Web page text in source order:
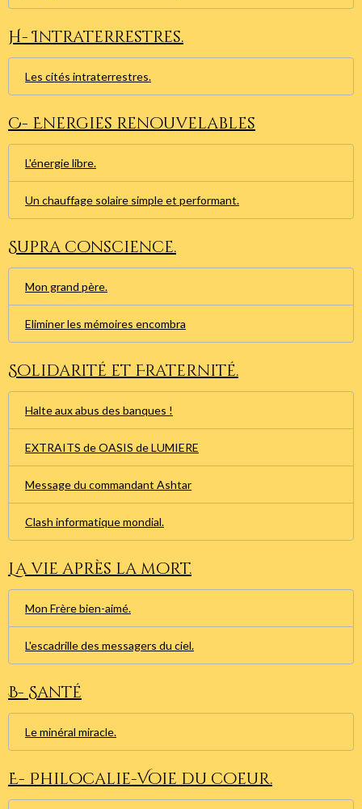
H- Intraterrestres.
Les cités intraterrestres.
C- Energies renouvelables
L'énergie libre.
Un chauffage solaire simple et performant.
Supra conscience.
Mon grand père.
Eliminer les mémoires encombra
Solidarité et Fraternité.
Halte aux abus des banques !
EXTRAITS de OASIS de LUMIERE
Message du commandant Ashtar
Clash informatique mondial.
La vie après la mort.
Mon Frère bien-aimé.
L'escadrille des messagers du ciel.
B- Santé
Le minéral miracle.
E- Philocalie-Voie du coeur.